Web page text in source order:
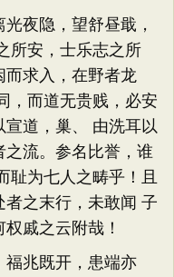
夜隐，望舒昼戢，
所安，士乐志之所
而求入，在野者龙
，而道无贵贱，必安
道，巢、 由洗耳以
流。参名比誉，谁
耻为七人之畴乎！且
之末行，未敢闻 子
戚之云附哉！
兆既开，患端亦